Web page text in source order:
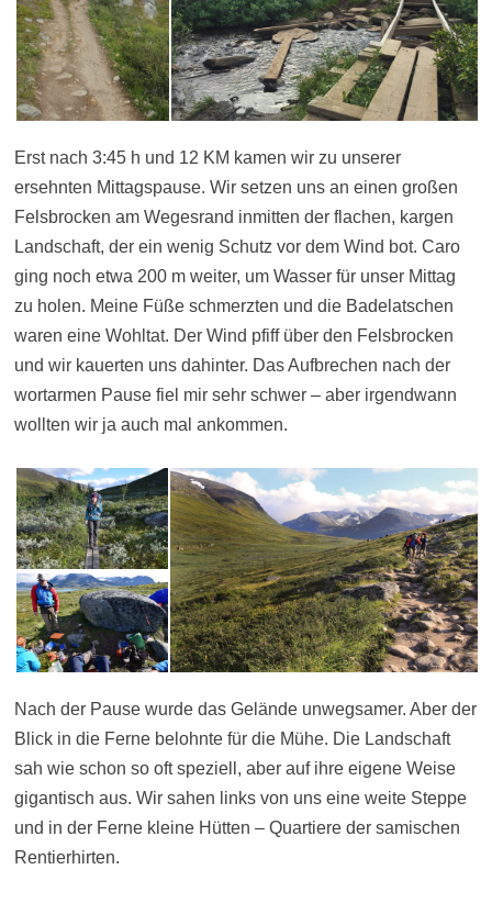
Erst nach 3:45 h und 12 KM kamen wir zu unserer
ersehnten Mittagspause. Wir setzen uns an einen großen
Felsbrocken am Wegesrand inmitten der flachen, kargen
Landschaft, der ein wenig Schutz vor dem Wind bot. Caro
ging noch etwa 200 m weiter, um Wasser für unser Mittag
zu holen. Meine Füße schmerzten und die Badelatschen
waren eine Wohltat. Der Wind pfiff über den Felsbrocken
und wir kauerten uns dahinter. Das Aufbrechen nach der
wortarmen Pause fiel mir sehr schwer – aber irgendwann
wollten wir ja auch mal ankommen.
Nach der Pause wurde das Gelände unwegsamer. Aber der
Blick in die Ferne belohnte für die Mühe. Die Landschaft
sah wie schon so oft speziell, aber auf ihre eigene Weise
gigantisch aus. Wir sahen links von uns eine weite Steppe
und in der Ferne kleine Hütten – Quartiere der samischen
Rentierhirten.